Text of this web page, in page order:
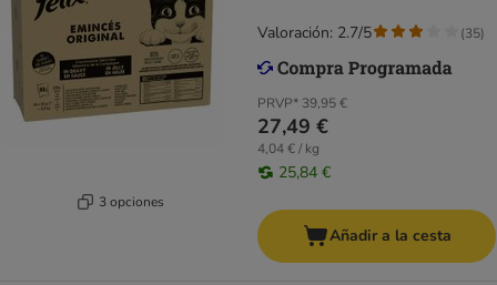
3 opciones
PRVP* 39,95 €
27,49 €
4,04 € / kg
25,84 €
Valoración: 2.7/5 (35)
Añadir a la cesta